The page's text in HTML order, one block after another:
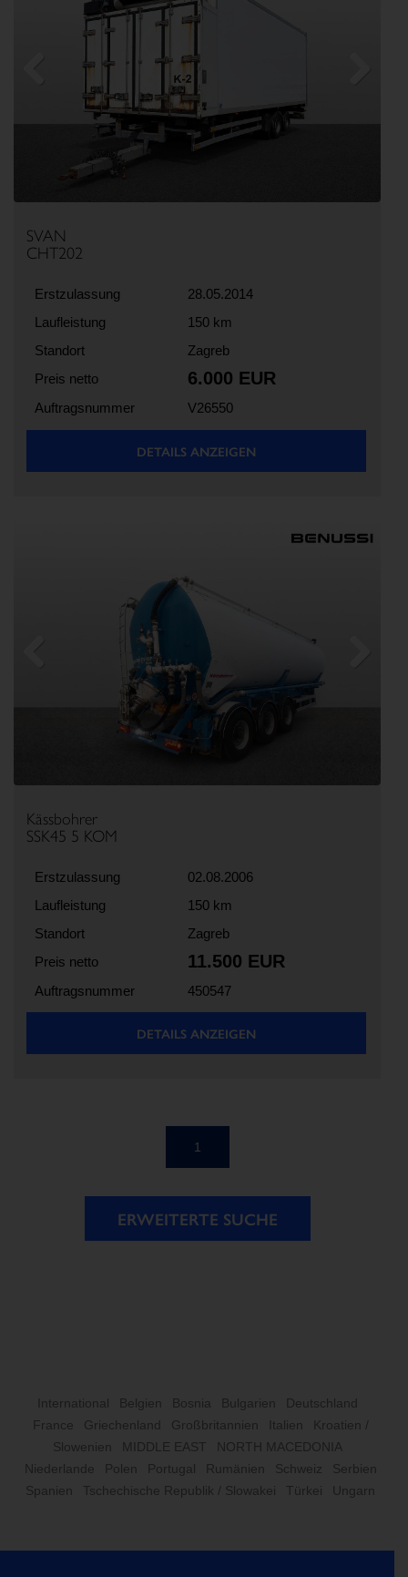
SVAN
CHT202
Erstzulassung
28.05.2014
Laufleistung
150 km
Standort
Zagreb
Preis netto
6.000 EUR
Auftragsnummer V26550
DETAILS ANZEIGEN
Kässbohrer
SSK45 5 KOM
Erstzulassung
02.08.2006
Laufleistung
150 km
Standort
Zagreb
Preis netto
11.500 EUR
Auftragsnummer 450547
DETAILS ANZEIGEN
1
ERWEITERTE SUCHE
International Belgien Bosnia Bulgarien
Deutschland
France
Griechenland Großbritannien Italien
Kroatien /
Slowenien
MIDDLE EAST
NORTH MACEDONIA
Niederlande
Polen Portugal Rumänien Schweiz
Serbien
Spanien
Tschechische Republik / Slowakei Türkei Ungarn